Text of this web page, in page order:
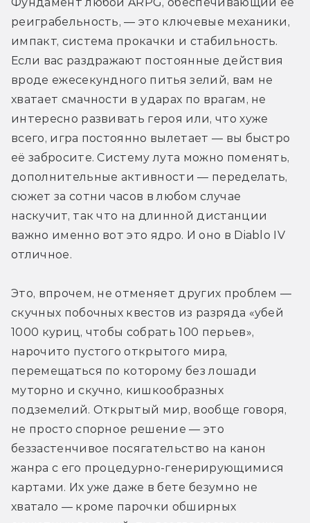
реиграбельность, — это ключевые механики,
импакт, система прокачки и стабильность.
Если вас раздражают постоянные действия
вроде ежесекундного питья зелий, вам не
хватает смачности в ударах по врагам, не
интересно развивать героя или, что хуже
всего, игра постоянно вылетает — вы быстро
её забросите. Систему лута можно поменять,
дополнительные активности — переделать,
сюжет за сотни часов в любом случае
наскучит, так что на длинной дистанции
важно именно вот это ядро. И оно в Diablo IV
отличное.
Это, впрочем, не отменяет других проблем —
скучных побочных квестов из разряда «убей
1000 куриц, чтобы собрать 100 перьев»,
нарочито пустого открытого мира,
перемещаться по которому без лошади
муторно и скучно, кишкообразных
подземелий. Открытый мир, вообще говоря,
не просто спорное решение — это
беззастенчивое посягательство на канон
жанра с его процедурно-генерирующимися
картами. Их уже даже в бете безумно не
хватало — кроме парочки обширных